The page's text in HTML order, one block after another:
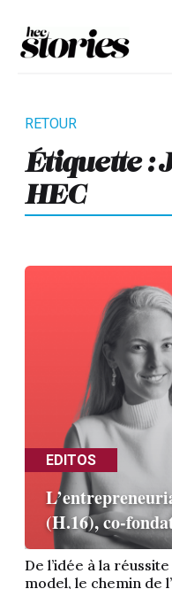
Étiquette :
HEC
EDITOS
(H.16), co-
De l’idée à la
model, le chemin de